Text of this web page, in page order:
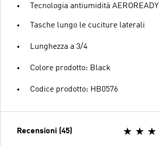
Tecnologia antiumidità AEROREADY
Tasche lungo le cuciture laterali
Lunghezza a 3/4
Colore prodotto: Black
Codice prodotto: HB0576
Recensioni (45)